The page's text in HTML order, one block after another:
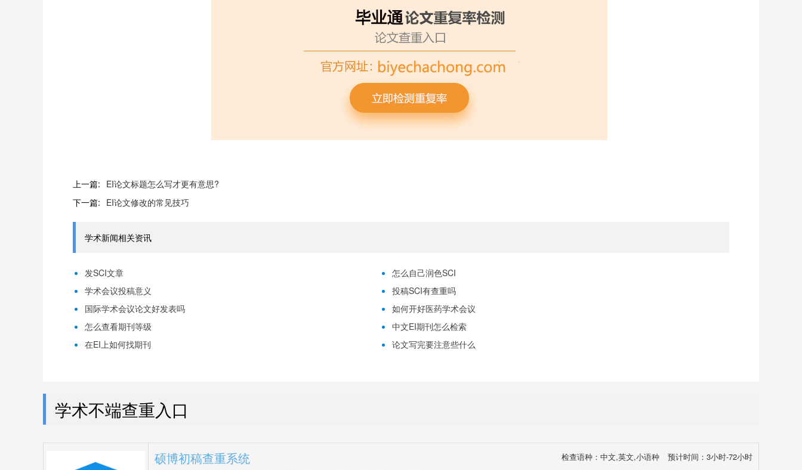
上一篇: EI论文标题怎么写才更有意思?
下一篇: EI论文修改的常见技巧
学术新闻相关资讯
发SCI文章
怎么自己润色SCI
学术会议投稿意义
投稿SCI有查重吗
国际学术会议论文好发表吗
如何开好医药学术会议
怎么查看期刊等级
中文EI期刊怎么检索
在EI上如何找期刊
论文写完要注意些什么
学术不端查重入口
硕博初稿查重系统 检查语种：中文,英文,小语种 预计时间：3小时-72小时